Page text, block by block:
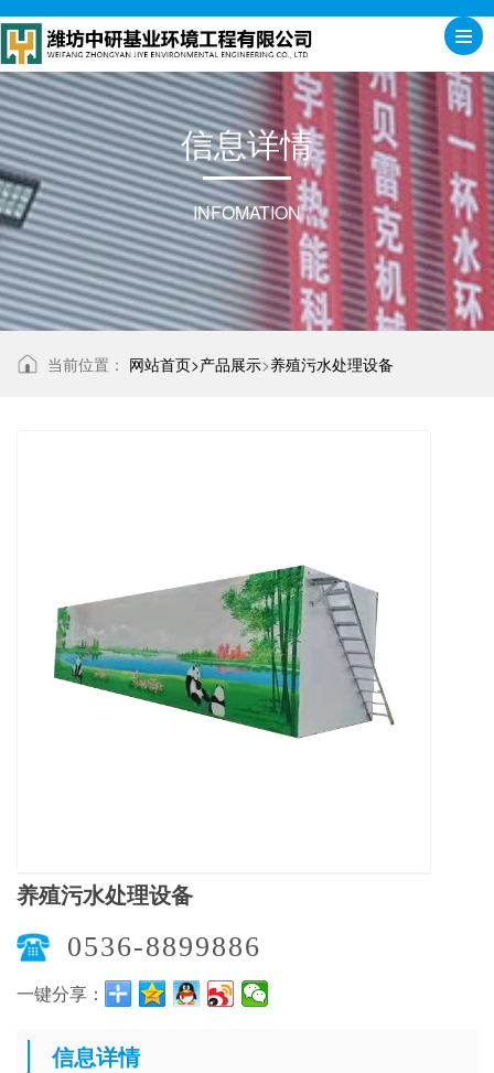
信息详情
INFOMATION
当前位置： 网站首页>产品展示>养殖污水处理设备
养殖污水处理设备
0536-8899886
一键分享：
信息详情